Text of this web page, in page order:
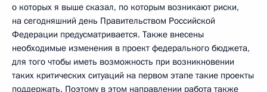
о которых я выше сказал, по которым возникают риски,
на сегодняшний день Правительством Российской
Федерации предусматривается. Также внесены
необходимые изменения в проект федерального бюджета,
для того чтобы иметь возможность при возникновении
таких критических ситуаций на первом этапе такие проекты
поддержать. Поэтому в этом направлении работа также